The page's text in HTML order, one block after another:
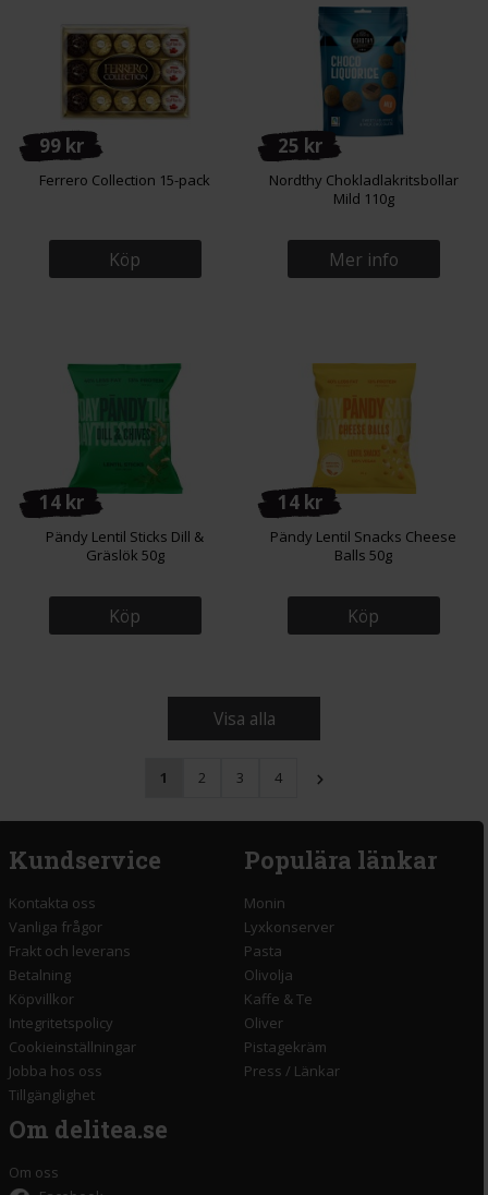
99 kr
Ferrero Collection 15-pack
Köp
25 kr
Nordthy Chokladlakritsbollar
Mild 110g
Mer info
14 kr
Pändy Lentil Sticks Dill &
Gräslök 50g
Köp
14 kr
Pändy Lentil Snacks Cheese
Balls 50g
Köp
Visa alla
1 2 3 4
Kundservice
Kontakta oss
Vanliga frågor
Frakt och leverans
Betalning
Köpvillkor
Integritetspolicy
Cookieinställningar
Jobba hos oss
Tillgänglighet
Populära länkar
Monin
Lyxkonserver
Pasta
Olivolja
Kaffe & Te
Oliver
Pistagekräm
Press / Länkar
Om delitea.se
Om oss